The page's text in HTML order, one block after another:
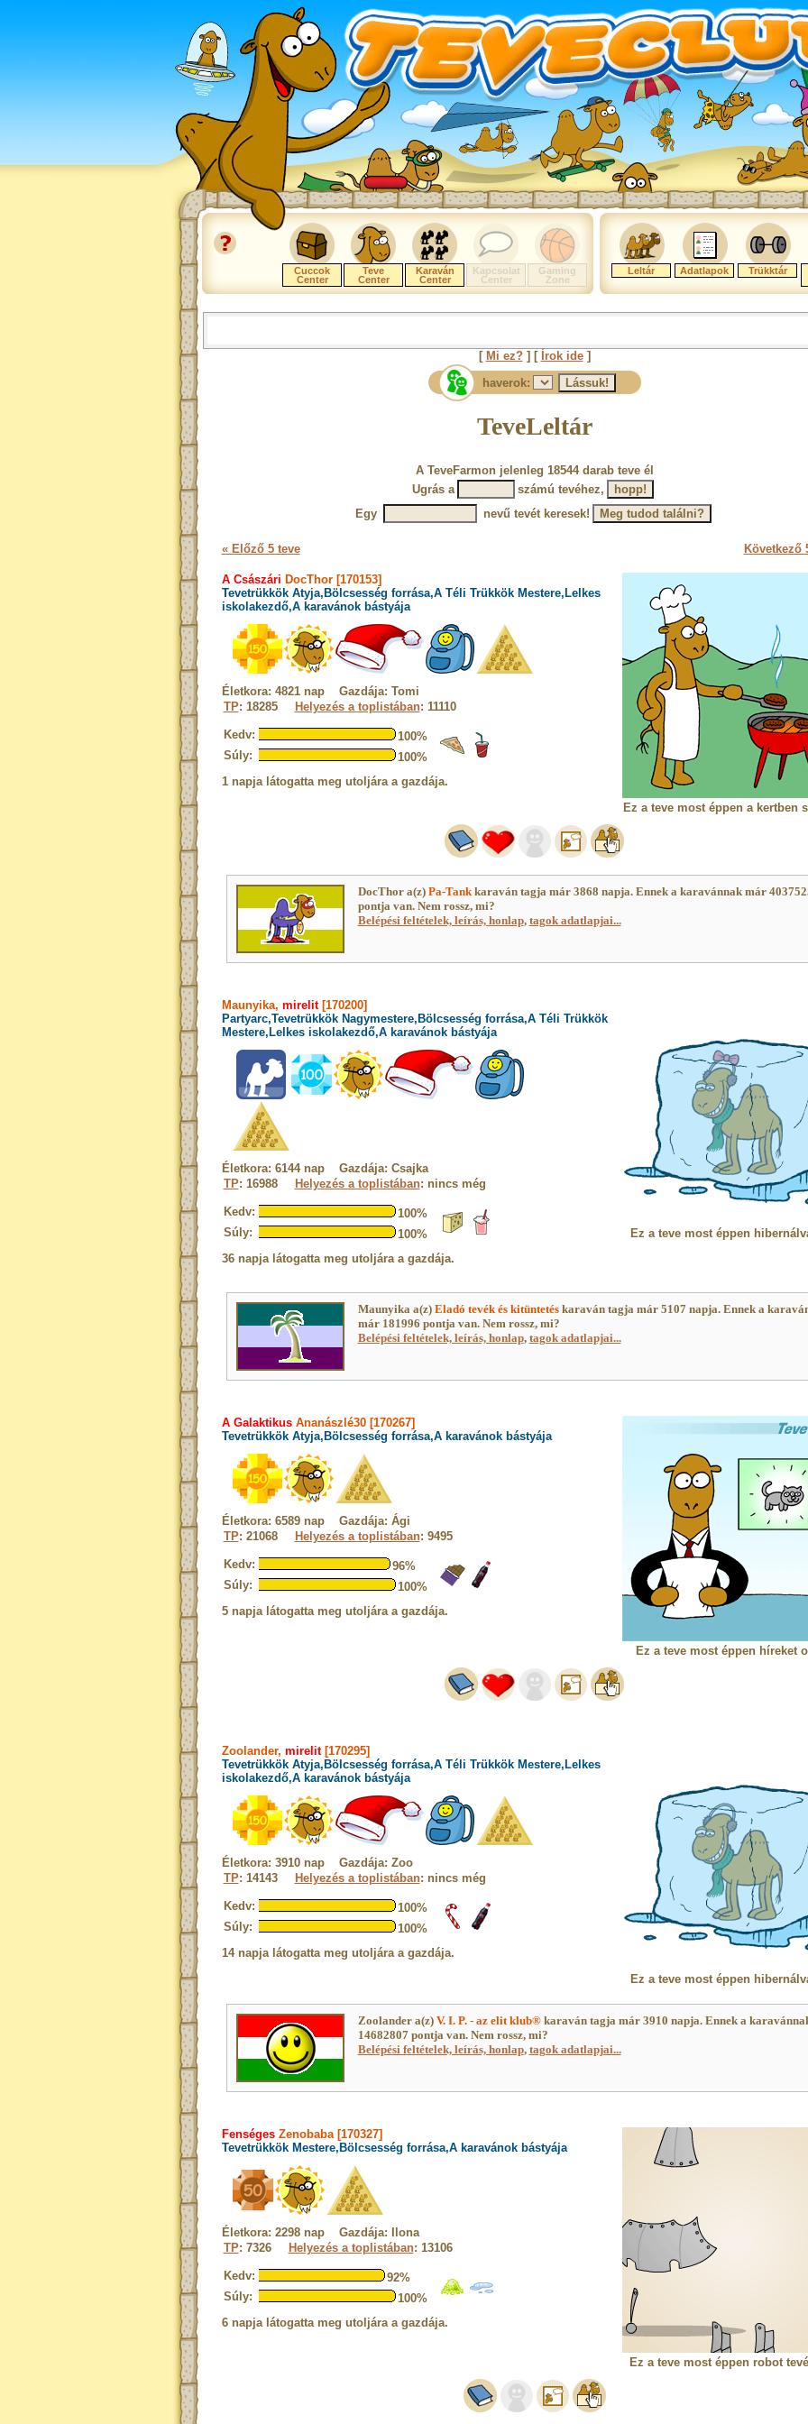
Cuccok
Center
Teve
Center
Karaván
Center
Kapcsolat
Center
Gaming
Zone
Leltár Adatlapok Trükktár
[ Mi ez?] [ Írok ide]
haverok:
TeveLeltár
A TeveFarmon jelenleg 18544 darab teve él
Ugrás a
számú tevéhez,
Egy
nevű tevét keresek!
« Előző 5 teve Következő
A Császári DocThor [170153]
Tevetrükkök Atyja,Bölcsesség forrása,A Téli Trükkök Mestere,Lelkes
iskolakezdő,A karavánok bástyája
Életkora: 4821 nap Gazdája: Tomi
TP: 18285 Helyezés a toplistában: 11110
Kedv:
100%
Súly:
100%
1 napja látogatta meg utoljára a gazdája.
Ez a teve most éppen a kertben
DocThor a(z) Pa-Tankkaraván tagja már 3868 napja. Ennek a karavánnak már
pontja van. Nem rossz, mi?
Belépési feltételek, leírás, honlap, tagok adatlapjai...
Maunyika, mirelit[170200]
Partyarc,Tevetrükkök Nagymestere,Bölcsesség forrása,A Téli Trükkök
Mestere,Lelkes iskolakezdő,A karavánok bástyája
Életkora: 6144 nap Gazdája: Csajka
TP: 16988 Helyezés a toplistában: nincs még
Kedv:
100%
Súly:
100%
36 napja látogatta meg utoljára a gazdája.
Ez a teve most éppen
Maunyika a(z) Eladó tevék és kitüntetéskaraván tagja már 5107 napja. Ennek a
már 181996 pontja van. Nem rossz, mi?
Belépési feltételek, leírás, honlap, tagok adatlapjai...
A GalaktikusAnanászlé30 [170267]
Tevetrükkök Atyja,Bölcsesség forrása,A karavánok bástyája
Életkora: 6589 nap Gazdája: Ági
TP: 21068 Helyezés a toplistában: 9495
Kedv:
96%
Súly:
100%
5 napja látogatta meg utoljára a gazdája.
Ez a teve most éppen híreket
Zoolander, mirelit[170295]
Tevetrükkök Atyja,Bölcsesség forrása,A Téli Trükkök Mestere,Lelkes
iskolakezdő,A karavánok bástyája
Életkora: 3910 nap Gazdája: Zoo
TP: 14143 Helyezés a toplistában: nincs még
Kedv:
100%
Súly:
100%
14 napja látogatta meg utoljára a gazdája.
Ez a teve most éppen
Zoolander a(z) V. I. P. - az elit klub®karaván tagja már 3910 napja. Ennek a
14682807 pontja van. Nem rossz, mi?
Belépési feltételek, leírás, honlap, tagok adatlapjai...
FenségesZenobaba [170327]
Tevetrükkök Mestere,Bölcsesség forrása,A karavánok bástyája
Életkora: 2298 nap Gazdája: Ilona
TP: 7326 Helyezés a toplistában: 13106
Kedv:
92%
Súly:
100%
6 napja látogatta meg utoljára a gazdája.
Ez a teve most éppen robot